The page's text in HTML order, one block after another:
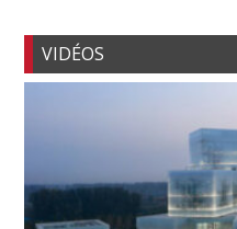
VIDÉOS